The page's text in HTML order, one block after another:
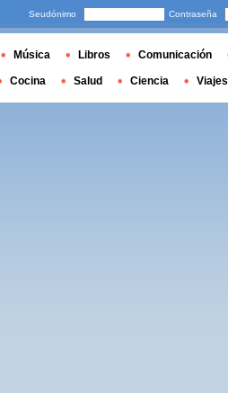
Seudónimo Contraseña
Música Libros Comunicación
Cocina Salud Ciencia Viajes